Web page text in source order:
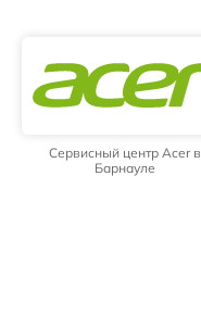
Сервисный центр Acer в
Барнауле